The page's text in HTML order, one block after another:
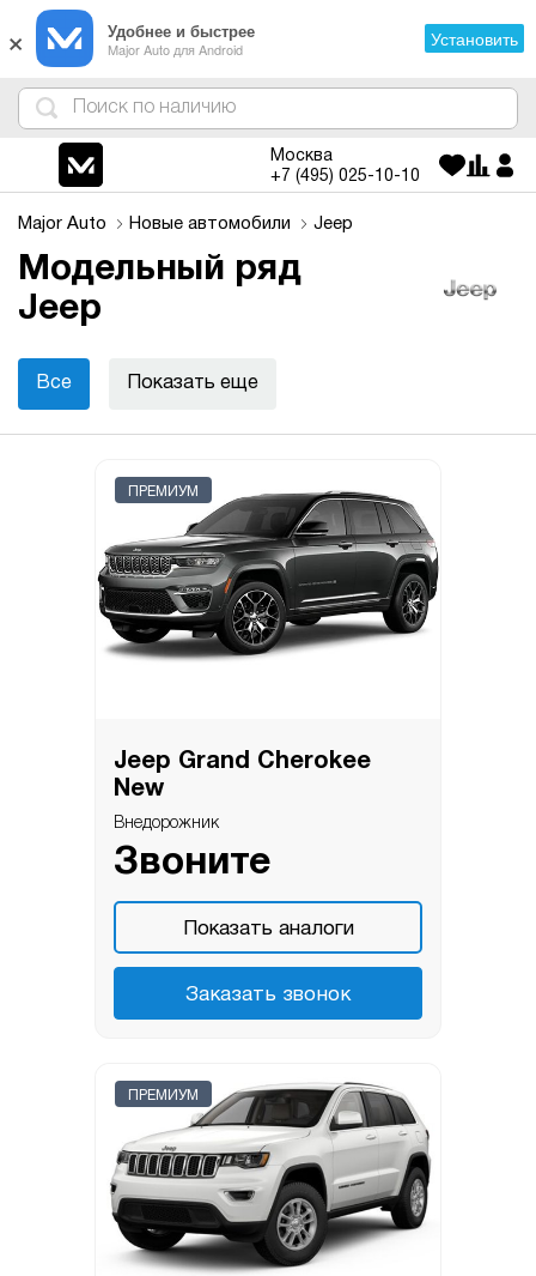
4
1
3
2
Москва
+7 (495) 025-10-10
Major Auto Новые автомобили Jeep
Модельный ряд
Jeep
Все Показать еще
ПРЕМИУМ
Jeep Grand Cherokee
New
Внедорожник
Звоните
Показать аналоги
Заказать звонок
ПРЕМИУМ
× Удобнее и быстрее
Major Auto для Android Установить